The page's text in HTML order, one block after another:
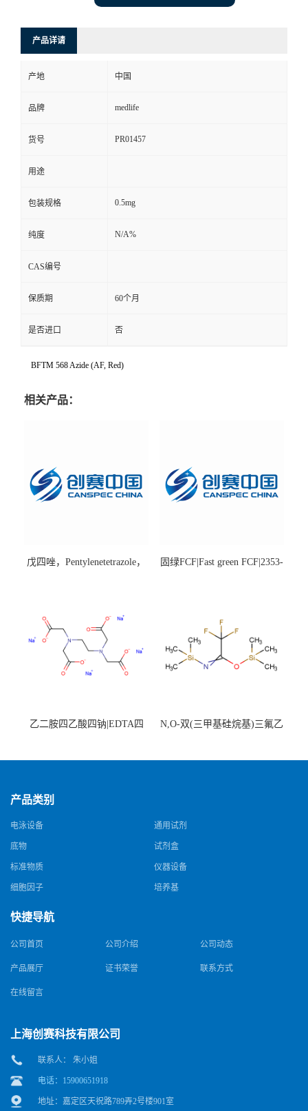
产品详请
产地 中国
品牌 medlife
货号 PR01457
用途
包装规格 0.5mg
纯度 N/A%
CAS编号
保质期 60个月
是否进口 否
BFTM 568 Azide (AF, Red)
相关产品：
戊四唑，Pentylenetetrazole，
固绿FCF|Fast green FCF|2353-
乙二胺四乙酸四钠|EDTA四
N,O-双(三甲基硅烷基)三氟乙
产品类别
电泳设备 通用试剂
底物 试剂盒
标准物质 仪器设备
细胞因子 培养基
快捷导航
公司首页 公司介绍 公司动态
产品展厅 证书荣誉 联系方式
在线留言
上海创赛科技有限公司
联系人： 朱小姐
电话：15900651918
地址：嘉定区天祝路789弄2号楼901室